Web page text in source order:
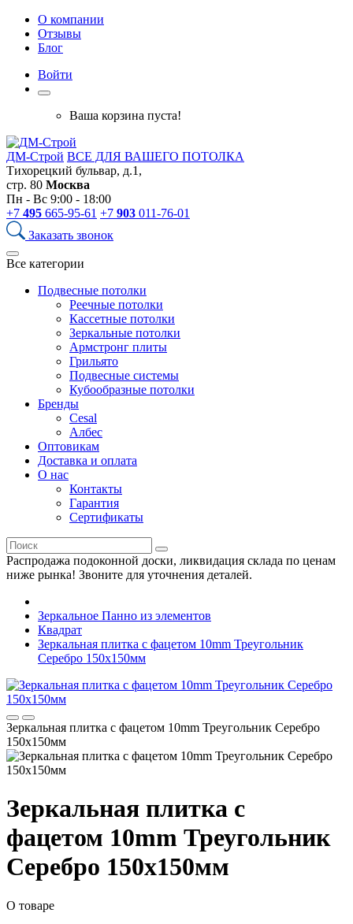
О компании
Отзывы
Блог
Войти
Ваша корзина пуста!
ДМ-Строй ВСЕ ДЛЯ ВАШЕГО ПОТОЛКА
Тихорецкий бульвар, д.1,
стр. 80 Москва
Пн - Вс 9:00 - 18:00
+7 495 665-95-61 +7 903 011-76-01
Заказать звонок
Все категории
Подвесные потолки
Реечные потолки
Кассетные потолки
Зеркальные потолки
Армстронг плиты
Грильято
Подвесные системы
Кубообразные потолки
Бренды
Cesal
Албес
Оптовикам
Доставка и оплата
О нас
Контакты
Гарантия
Сертификаты
Распродажа подоконной доски, ликвидация склада по ценам
ниже рынка! Звоните для уточнения деталей.
Зеркальное Панно из элементов
Квадрат
Зеркальная плитка с фацетом 10mm Треугольник
Серебро 150х150мм
Зеркальная плитка с фацетом 10mm Треугольник Серебро
150х150мм
Зеркальная плитка с
фацетом 10mm Треугольник
Серебро 150х150мм
О товаре